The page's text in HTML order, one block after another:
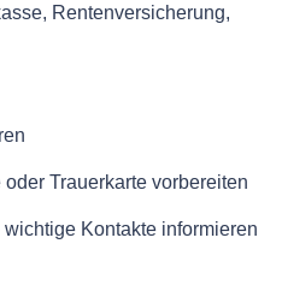
Rentenversicherung,
Trauerkarte vorbereiten
Kontakte informieren